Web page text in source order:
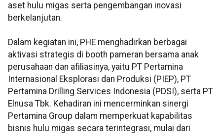
aset hulu migas serta pengembangan inovasi
berkelanjutan.
Dalam kegiatan ini, PHE menghadirkan berbagai
aktivasi strategis di booth pameran bersama anak
perusahaan dan afiliasinya, yaitu PT Pertamina
Internasional Eksplorasi dan Produksi (PIEP), PT
Pertamina Drilling Services Indonesia (PDSI), serta PT
Elnusa Tbk. Kehadiran ini mencerminkan sinergi
Pertamina Group dalam memperkuat kapabilitas
bisnis hulu migas secara terintegrasi, mulai dari